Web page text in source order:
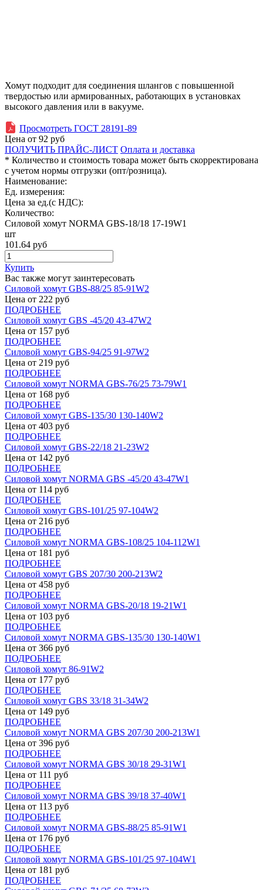
Хомут подходит для соединения шлангов с повышенной
твердостью или армированных, работающих в установках
высокого давления или в вакууме.
Просмотреть ГОСТ 28191-89
Цена от 92 руб
ПОЛУЧИТЬ ПРАЙС-ЛИСТ Оплата и доставка
* Количество и стоимость товара может быть скорректирована
с учетом нормы отгрузки (опт/розница).
Наименование:
Ед. измерения:
Цена за ед.(с НДС):
Количество:
Силовой хомут NORMA GBS-18/18 17-19W1
шт
101.64 руб
Купить
Вас также могут заинтересовать
Силовой хомут GBS-88/25 85-91W2
Цена от 222 руб
ПОДРОБНЕЕ
Силовой хомут GBS -45/20 43-47W2
Цена от 157 руб
ПОДРОБНЕЕ
Силовой хомут GBS-94/25 91-97W2
Цена от 219 руб
ПОДРОБНЕЕ
Силовой хомут NORMA GBS-76/25 73-79W1
Цена от 168 руб
ПОДРОБНЕЕ
Силовой хомут GBS-135/30 130-140W2
Цена от 403 руб
ПОДРОБНЕЕ
Силовой хомут GBS-22/18 21-23W2
Цена от 142 руб
ПОДРОБНЕЕ
Силовой хомут NORMA GBS -45/20 43-47W1
Цена от 114 руб
ПОДРОБНЕЕ
Силовой хомут GBS-101/25 97-104W2
Цена от 216 руб
ПОДРОБНЕЕ
Силовой хомут NORMA GBS-108/25 104-112W1
Цена от 181 руб
ПОДРОБНЕЕ
Силовой хомут GBS 207/30 200-213W2
Цена от 458 руб
ПОДРОБНЕЕ
Силовой хомут NORMA GBS-20/18 19-21W1
Цена от 103 руб
ПОДРОБНЕЕ
Силовой хомут NORMA GBS-135/30 130-140W1
Цена от 366 руб
ПОДРОБНЕЕ
Силовой хомут 86-91W2
Цена от 177 руб
ПОДРОБНЕЕ
Силовой хомут GBS 33/18 31-34W2
Цена от 149 руб
ПОДРОБНЕЕ
Силовой хомут NORMA GBS 207/30 200-213W1
Цена от 396 руб
ПОДРОБНЕЕ
Силовой хомут NORMA GBS 30/18 29-31W1
Цена от 111 руб
ПОДРОБНЕЕ
Силовой хомут NORMA GBS 39/18 37-40W1
Цена от 113 руб
ПОДРОБНЕЕ
Силовой хомут NORMA GBS-88/25 85-91W1
Цена от 176 руб
ПОДРОБНЕЕ
Силовой хомут NORMA GBS-101/25 97-104W1
Цена от 181 руб
ПОДРОБНЕЕ